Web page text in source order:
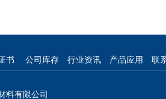
书 公司库存 行业资讯 产品应用 联
材料有限公司